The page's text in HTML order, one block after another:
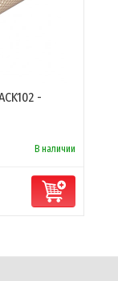
-
В наличии